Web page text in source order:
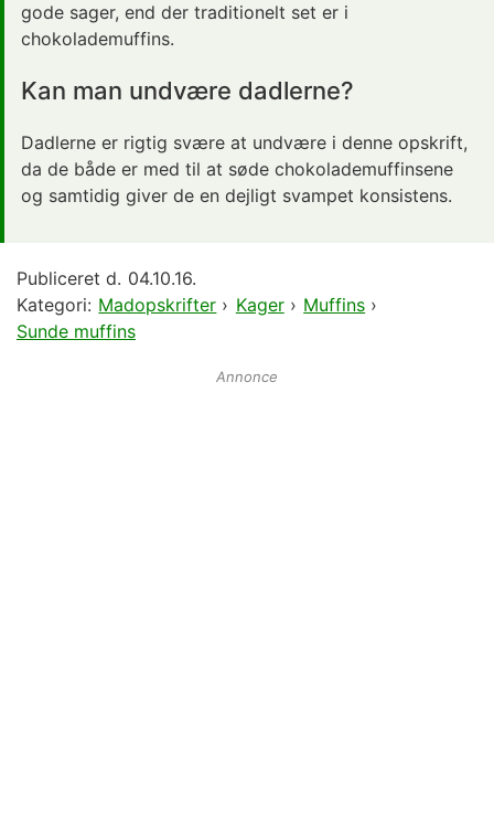
gode sager, end der traditionelt set er i
chokolademuffins.
Kan man undvære dadlerne?
Dadlerne er rigtig svære at undvære i denne opskrift,
da de både er med til at søde chokolademuffinsene
og samtidig giver de en dejligt svampet konsistens.
Publiceret d. 04.10.16.
Kategori: Madopskrifter › Kager› Muffins ›
Sunde muffins
Annonce